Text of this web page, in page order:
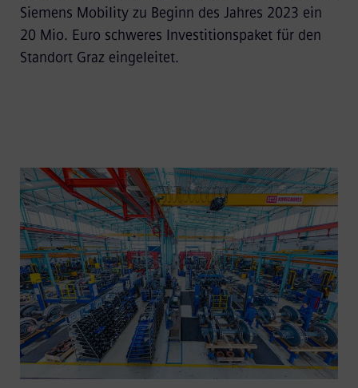
Siemens Mobility zu Beginn des Jahres 2023 ein
20 Mio. Euro schweres Investitionspaket für den
Standort Graz eingeleitet.